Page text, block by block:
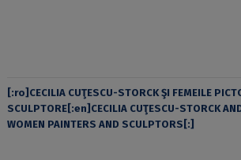
[:ro]CECILIA CUŢESCU-STORCK ŞI FEMEILE
SCULPTORE[:en]CECILIA CUŢESCU-STORCK
WOMEN PAINTERS AND SCULPTORS[:]